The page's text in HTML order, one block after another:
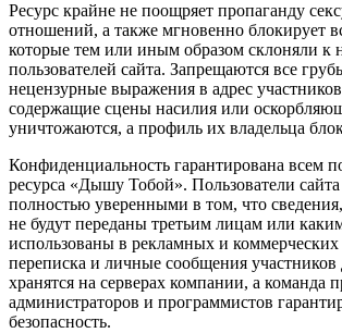
Ресурс крайне не поощряет пропаганду
отношений, а также мгновенно блокирует
которые тем или иным образом склоняли к
пользователей сайта. Запрещаются все
нецензурные выражения в адрес
содержащие сцены насилия или
уничтожаются, а профиль их владельца
Конфиденциальность гарантирована всем
ресурса «Дышу Тобой». Пользователи
полностью уверенными в том, что
не будут переданы третьим лицам или
использованы в рекламных и коммерческих
переписка и личные сообщения участников
хранятся на серверах компании, а команда
администраторов и программистов
безопасность.